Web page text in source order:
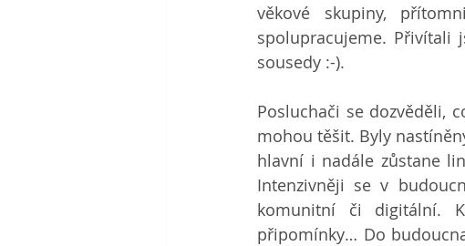
věkové skupiny,
spolupracujeme. Přivítali
sousedy :-).
Posluchači se dozvěděli,
mohou těšit. Byly
hlavní i nadále zůstane
Intenzivněji se v
komunitní či digitální.
připomínky… Do